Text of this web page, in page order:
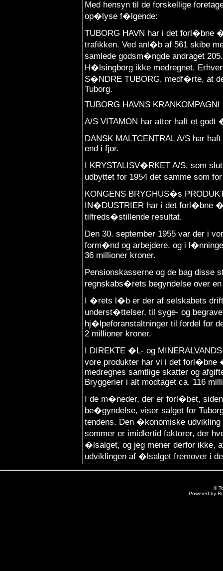
Med hensyn til de forskellige
op�lyse f�lgende:
TUBORG HAVN har i det forl�bne
trafikken. Ved anl�b af 561 skibe
samlede godsm�ngde andraget
H�lsingborg ikke medregnet.
S�NDRE TUBORG, medf�rte, at
Tuborg.
TUBORG HAVNS
A/S VITAMON har atter haft et
DANSK MALTCENTRAL A/S har
end i fjor.
I KRYSTALISV�RKET A/S, som
udbyttet for 1954 det samme som
KONGENS BRYGHUS�s
IN�DUSTRIER har i det forl�bne
tilfreds�stillende resultat.
Den 30. september 1955 var der i
form�nd og arbejdere, og i
36 millioner kroner.
Pensionskasserne og de bag
regnskabs�rets begyndelse over
I �rets l�b er der af selskabets
underst�ttelser, til syge- og
hj�lpeforanstaltninger til fordel for
2 millioner kroner.
I DIREKTE �L- og
vore produkter har vi i det forl�bne
medregnes samtlige skatter og
Bryggerier i alt modtaget ca. 116
I de m�neder, der er forl�bet,
be�gyndelse, viser salget for
tendens. Den �konomiske
sommer er imidlertid faktorer, der
�lsalget, og jeg mener derfor ikke,
udviklingen af �lsalget fremover i
©
Powered by